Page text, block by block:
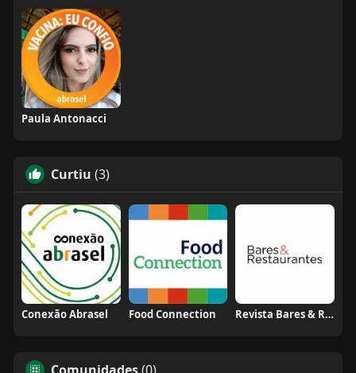
Paula Antonacci
Curtiu (3)
Conexão Abrasel Food Connection Revista Bares & Restaurantes